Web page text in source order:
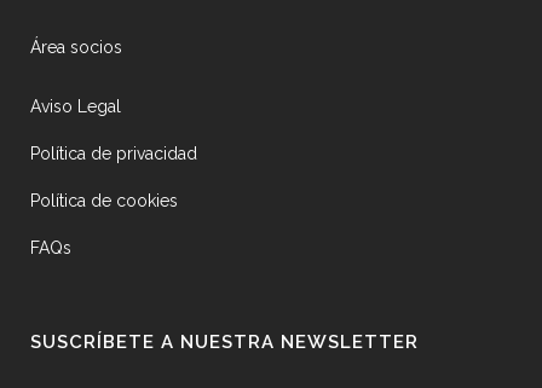
Área socios
Aviso Legal
Política de privacidad
Política de cookies
FAQs
SUSCRÍBETE A NUESTRA NEWSLETTER